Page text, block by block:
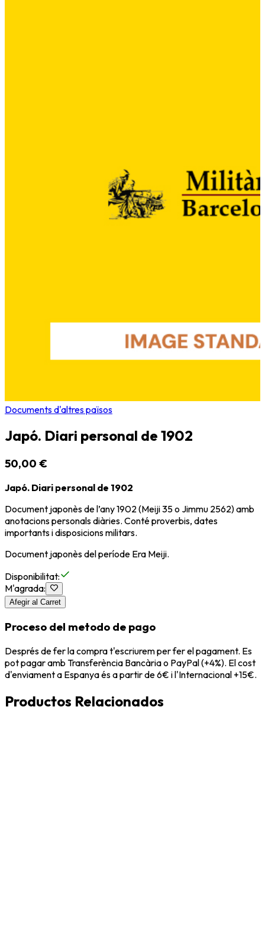
Documents d'altres països
Japó. Diari personal de 1902
50,00 €
Japó. Diari personal de 1902
Document japonès de l’any 1902 (Meiji 35 o Jimmu 2562) amb
anotacions personals diàries. Conté proverbis, dates
importants i disposicions militars.
Document japonès del període Era Meiji.
Disponibilitat:
M'agrada:
Afegir al Carret
Proceso del metodo de pago
Després de fer la compra t'escriurem per fer el pagament. Es
pot pagar amb Transferència Bancària o PayPal (+4%). El cost
d'enviament a Espanya és a partir de 6€ i l'Internacional +15€.
Productos Relacionados